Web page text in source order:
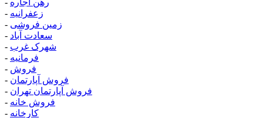
- رهن اجاره
- زعفرانیه
- زمین فروشی
- سعادت آباد
- شهرک غرب
- فرمانیه
- فروش
- فروش آپارتمان
- فروش آپارتمان تهران
- فروش خانه
- کارخانه